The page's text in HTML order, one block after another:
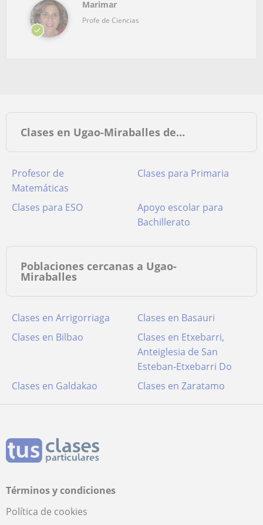
Marimar
Profe de Ciencias
Clases en Ugao-Miraballes de…
Profesor de
Matemáticas
Clases para Primaria
Clases para ESO
Apoyo escolar para
Bachillerato
Poblaciones cercanas a Ugao-
Miraballes
Clases en Arrigorriaga
Clases en Basauri
Clases en Bilbao
Clases en Etxebarri,
Anteiglesia de San
Esteban-Etxebarri Do
Clases en Galdakao
Clases en Zaratamo
Términos y condiciones
Política de cookies